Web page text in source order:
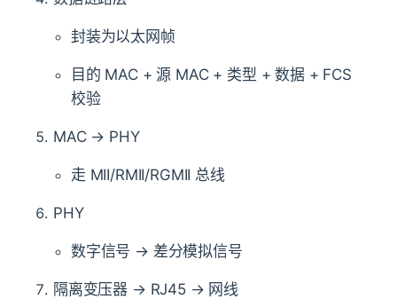
封装为以太网帧
目的 MAC + 源 MAC + 类型 + 数据 + FCS
校验
MAC → PHY
走 MII/RMII/RGMII 总线
PHY
数字信号 → 差分模拟信号
隔离变压器 → RJ45 → 网线